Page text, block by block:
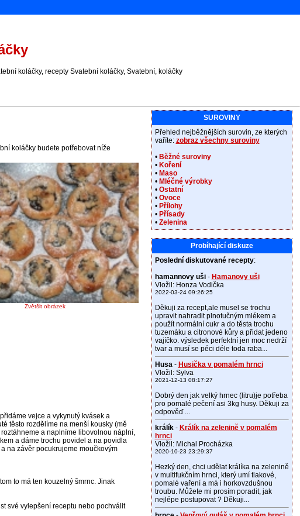
koláčky, recepty Svatební koláčky, Svatební, koláčky
koláčky budete potřebovat níže
Zvětšit obrázek
vejce a vykynutý kvásek a
těsto rozdělíme na menší kousky (mě
a naplníme libovolnou náplní,
a dáme trochu povidel a na povidla
na závěr pocukrujeme moučkovým
to má ten kouzelný šmrnc. Jinak
své vylepšení receptu nebo pochválit
SUROVINY
Přehled nejběžnějších surovin, ze kterých
vaříte: zobraz všechny suroviny
• Běžné suroviny
• Koření
• Maso
• Mléčné výrobky
• Ostatní
• Ovoce
• Přílohy
• Přísady
• Zelenina
Probíhající diskuze
Poslední diskutované recepty:
hamannovy uši- Hamanovy uši
Vložil: Honza Vodička
2022-03-24 09:26:25
Děkuji za recept,ale musel se trochu
upravit nahradit plnotučným mlékem a
použít normální cukr a do těsta trochu
tuzemáku a citronové kůry a přidat jedeno
vajíčko. výsledek perfektní jen moc nedrží
tvar a musí se péci déle toda raba...
Husa- Husička v pomalém hrnci
Vložil: Sylva
2021-12-13 08:17:27
Dobrý den jak velký hrnec (litru)je potřeba
pro pomalé pečení asi 3kg husy. Děkuji za
odpověď ...
králík- Králík na zelenině v pomalém
hrnci
Vložil: Michal Procházka
2020-10-23 23:29:37
Hezký den, chci udělat králíka na zelenině
v multifukčním hrnci, který umí tlakové,
pomalé vaření a má i horkovzdušnou
troubu. Můžete mi prosím poradit, jak
nejlépe postupovat ? Děkuji...